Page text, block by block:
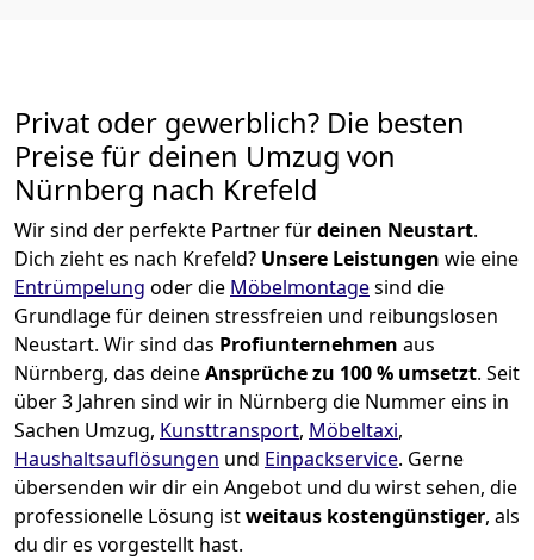
Privat oder gewerblich? Die besten
Preise für deinen Umzug von
Nürnberg nach Krefeld
Wir sind der perfekte Partner fürdeinen Neustart.
Dich zieht es nach Krefeld? Unsere Leistungen wie eine
Entrümpelung oder die Möbelmontagesind die
Grundlage für deinen stressfreien und reibungslosen
Neustart. Wir sind das Profiunternehmen aus
Nürnberg, das deineAnsprüche zu 100 % umsetzt. Seit
über 3 Jahren sind wir in Nürnberg die Nummer eins in
Sachen Umzug, Kunsttransport, Möbeltaxi,
Haushaltsauflösungen und Einpackservice. Gerne
übersenden wir dir ein Angebot und du wirst sehen, die
professionelle Lösung istweitaus kostengünstiger, als
du dir es vorgestellt hast.